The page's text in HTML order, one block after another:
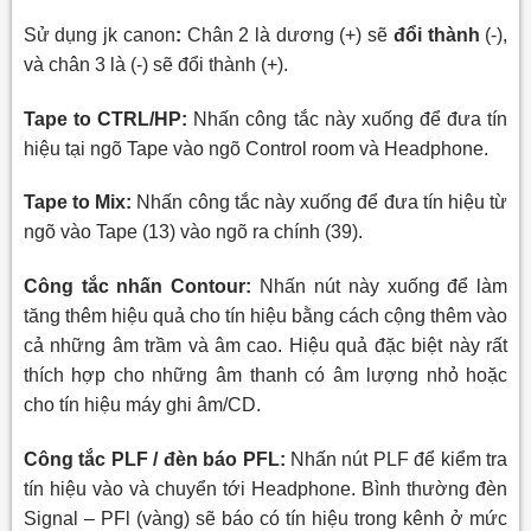
Sử dụng jk canon: Chân 2 là dương (+) sẽ đổi thành (-),
và chân 3 là (-) sẽ đổi thành (+).
Tape to CTRL/HP: Nhấn công tắc này xuống để đưa tín
hiệu tại ngõ Tape vào ngõ Control room và Headphone.
Tape to Mix: Nhấn công tắc này xuống để đưa tín hiệu từ
ngõ vào Tape (13) vào ngõ ra chính (39).
Công tắc nhấn Contour: Nhấn nút này xuống để làm
tăng thêm hiệu quả cho tín hiệu bằng cách cộng thêm vào
cả những âm trầm và âm cao. Hiệu quả đặc biệt này rất
thích hợp cho những âm thanh có âm lượng nhỏ hoặc
cho tín hiệu máy ghi âm/CD.
Công tắc PLF / đèn báo PFL: Nhấn nút PLF để kiểm tra
tín hiệu vào và chuyển tới Headphone. Bình thường đèn
Signal – PFl (vàng) sẽ báo có tín hiệu trong kênh ở mức